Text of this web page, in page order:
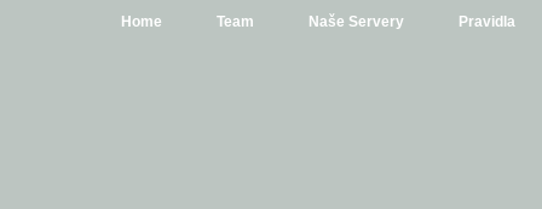
Home Team Naše Servery Pravidla